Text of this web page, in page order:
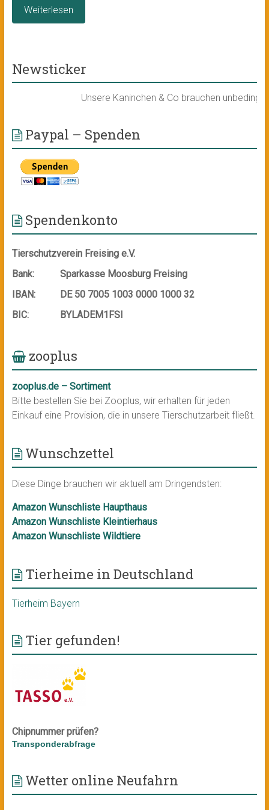
Weiterlesen
Newsticker
Unsere Kaninchen & Co brauchen unbedingt
Paypal – Spenden
Spendenkonto
Tierschutzverein Freising e.V.
Bank:
Sparkasse Moosburg Freising
IBAN:
DE 50 7005 1003 0000 1000 32
BIC:
BYLADEM1FSI
zooplus
zooplus.de – Sortiment
Bitte bestellen Sie bei Zooplus, wir erhalten für jeden
Einkauf eine Provision, die in unsere Tierschutzarbeit fließt.
Wunschzettel
Diese Dinge brauchen wir aktuell am Dringendsten:
Amazon Wunschliste Haupthaus
Amazon Wunschliste Kleintierhaus
Amazon Wunschliste Wildtiere
Tierheime in Deutschland
Tierheim Bayern
Tier gefunden!
Chipnummer prüfen?
Transponderabfrage
Wetter online Neufahrn